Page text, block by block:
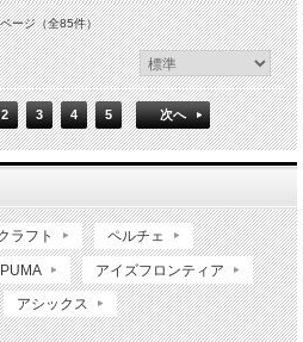
ージ（全85件）
2 3 4 5 次へ
ラフト ペルチェ
PUMA アイズフロンティア
アシックス